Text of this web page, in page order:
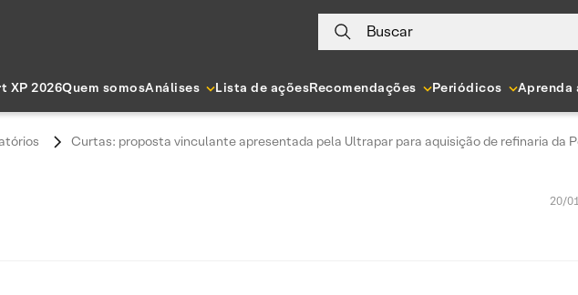
Buscar
XP 2026Quem somosAnálises Lista de açõesRecomendações Periódicos Aprenda
Curtas: proposta vinculante apresentada pela Ultrapar para aquisição de refinaria da
20/